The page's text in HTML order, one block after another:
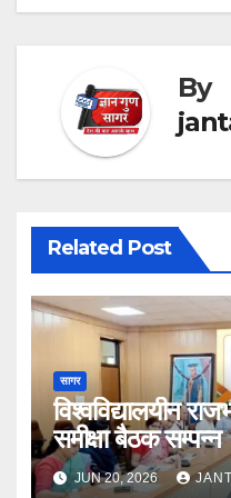
By
Related Post
सागर
विश्वविद्यालयीन
समीक्षा बैठक सम्पन्न
JUN 20, 2026